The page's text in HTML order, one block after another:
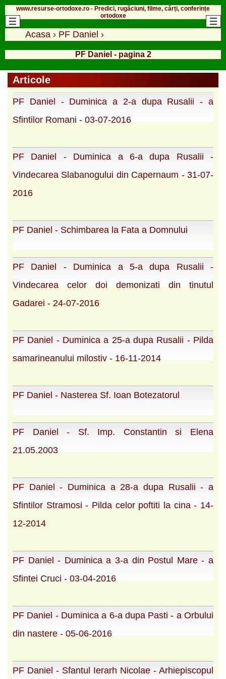
www.resurse-ortodoxe.ro - Predici, rugăciuni, filme, cărți, conferințe
ortodoxe
Acasa › PF Daniel ›
PF Daniel - pagina 2
Articole
PF Daniel - Duminica a 2-a dupa Rusalii - a
Sfintilor Romani - 03-07-2016
PF Daniel - Duminica a 6-a dupa Rusalii -
Vindecarea Slabanogului din Capernaum - 31-07-
2016
PF Daniel - Schimbarea la Fata a Domnului
PF Daniel - Duminica a 5-a dupa Rusalii -
Vindecarea celor doi demonizati din tinutul
Gadarei - 24-07-2016
PF Daniel - Duminica a 25-a dupa Rusalii - Pilda
samarineanului milostiv - 16-11-2014
PF Daniel - Nasterea Sf. Ioan Botezatorul
PF Daniel - Sf. Imp. Constantin si Elena
21.05.2003
PF Daniel - Duminica a 28-a dupa Rusalii - a
Sfintilor Stramosi - Pilda celor poftiti la cina - 14-
12-2014
PF Daniel - Duminica a 3-a din Postul Mare - a
Sfintei Cruci - 03-04-2016
PF Daniel - Duminica a 6-a dupa Pasti - a Orbului
din nastere - 05-06-2016
PF Daniel - Sfantul Ierarh Nicolae - Arhiepiscopul